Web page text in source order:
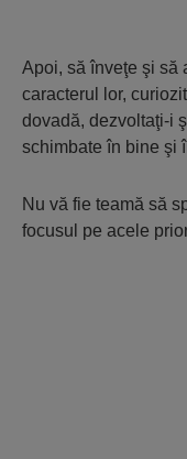
Apoi, să înveţe şi să
caracterul lor,
dovadă, dezvoltaţi-i
schimbate în bine şi
Nu vă fie teamă să
focusul pe acele